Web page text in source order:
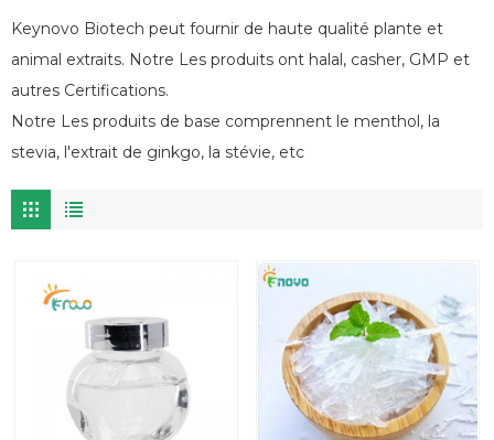
Keynovo Biotech peut fournir de haute qualité plante et
animal extraits. Notre Les produits ont halal, casher, GMP et
autres Certifications.
Notre Les produits de base comprennent le menthol, la
stevia, l'extrait de ginkgo, la stévie, etc